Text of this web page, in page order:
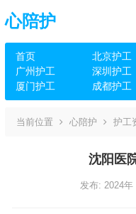
心陪护
首页 北京护工
广州护工
深圳护工
厦门护工
成都护工
当前位置 心陪护 护工
沈阳医
发布: 2024年